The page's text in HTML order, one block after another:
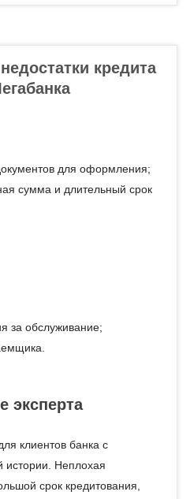
кредита
для оформления;
сумма и длительный срок
за обслуживание;
эксперта
клиентов банка с
истории. Неплохая
срок кредитования,